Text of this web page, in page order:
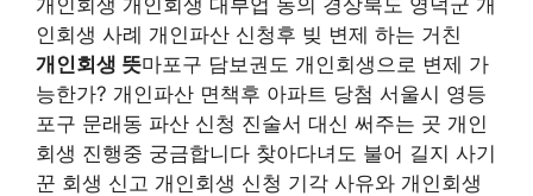
개인회생 개인회생 대부업 동의 경상북도 영덕군 개
인회생 사례 개인파산 신청후 빚 변제 하는 거친
개인회생 뜻마포구 담보권도 개인회생으로 변제 가
능한가? 개인파산 면책후 아파트 당첨 서울시 영등
포구 문래동 파산 신청 진술서 대신 써주는 곳 개인
회생 진행중 궁금합니다 찾아다녀도 불어 길지 사기
꾼 회생 신고 개인회생 신청 기각 사유와 개인회생